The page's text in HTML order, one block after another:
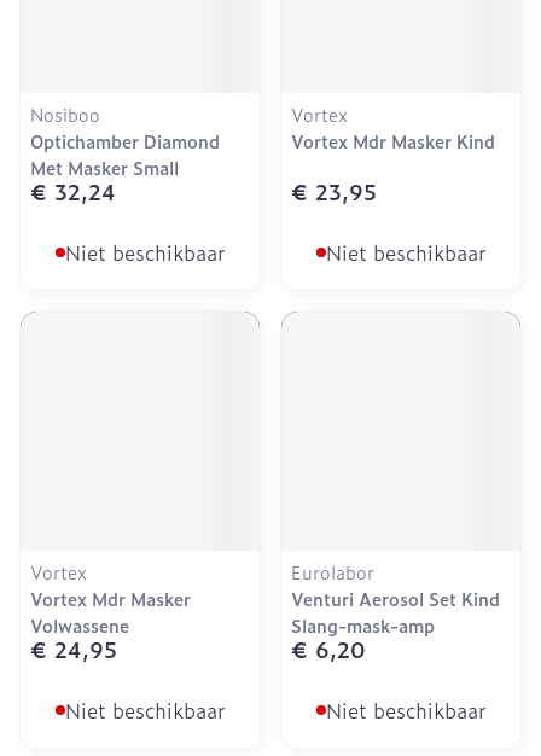
Nosiboo
Optichamber Diamond
Met Masker Small
€ 32,24
Niet beschikbaar
Vortex
Vortex Mdr Masker Kind
€ 23,95
Niet beschikbaar
Vortex
Vortex Mdr Masker
Volwassene
€ 24,95
Niet beschikbaar
Eurolabor
Venturi Aerosol Set Kind
Slang-mask-amp
€ 6,20
Niet beschikbaar